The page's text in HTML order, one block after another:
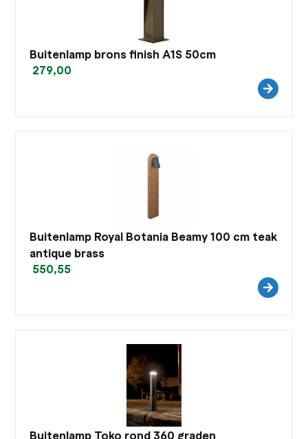
Buitenlamp brons finish A1S 50cm
279,00
Buitenlamp Royal Botania Beamy 100 cm teak
antique brass
550,55
Buitenlamp Toko rond 360 graden